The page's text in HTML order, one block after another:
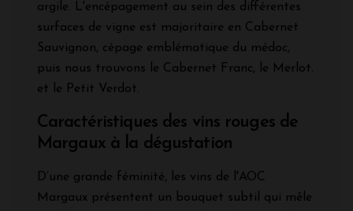
argile. L'encépagement au sein des différentes
surfaces de vigne est majoritaire en Cabernet
Sauvignon, cépage emblématique du médoc,
puis nous trouvons le Cabernet Franc, le Merlot.
et le Petit Verdot.
Caractéristiques des vins rouges de
Margaux à la dégustation
D’une grande féminité, les vins de l'AOC
Margaux présentent un bouquet subtil qui mêle